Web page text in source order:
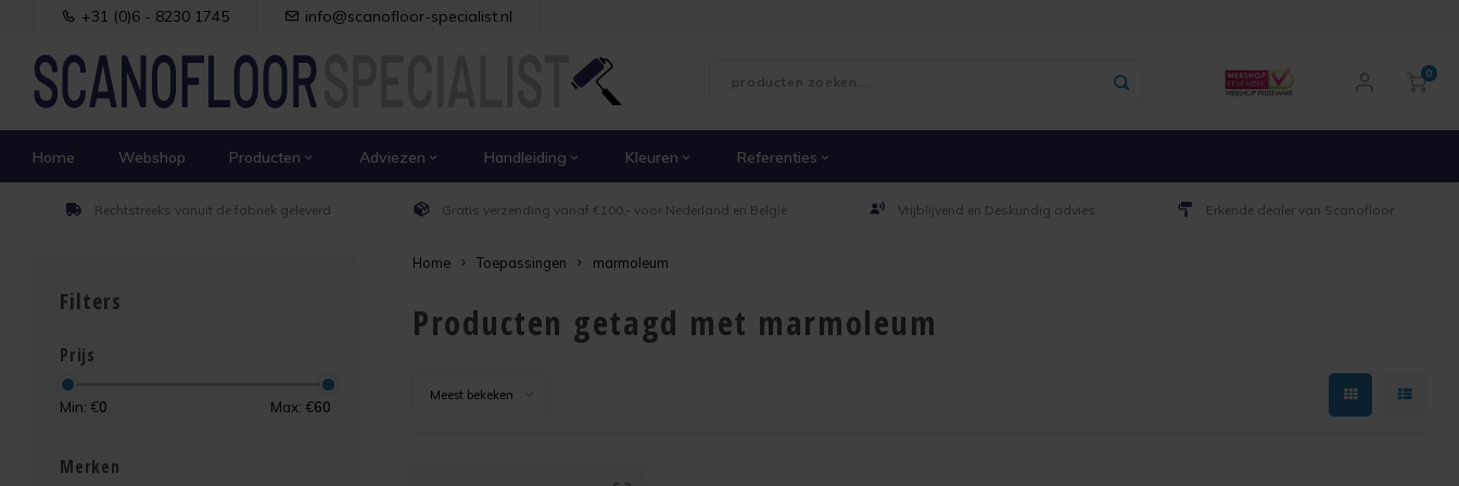
+31 (0)6 - 8230 1745 info@scanofloor-specialist.nl
0
Home Webshop Producten Adviezen Handleiding Kleuren Referenties
Rechtstreeks vanuit de fabriek geleverd Gratis verzending vanaf €100,- voor Nederland en België Vrijblijvend en Deskundig advies Erkende dealer van Scanofloor
Filters
Prijs
Min: €0 Max: €60
Merken
Home Toepassingen marmoleum
Producten getagd met marmoleum
Meest bekeken